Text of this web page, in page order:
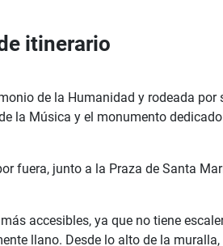
itinerario
de la Humanidad y rodeada
la Música y el monumento
fuera, junto a la Praza de Santa
accesibles, ya que no tiene
llano. Desde lo alto de la